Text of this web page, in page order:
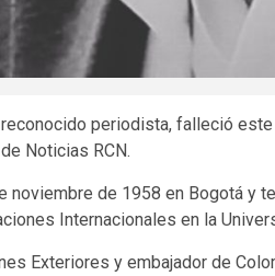
periodista, falleció
Noticias RCN.
noviembre de 1958 en Bogotá y
Internacionales en la
Exteriores y embajador de